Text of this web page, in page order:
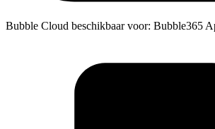
Bubble Cloud beschikbaar voor: Bubble365